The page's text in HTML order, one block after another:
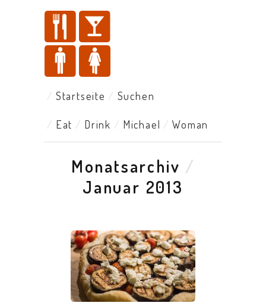
Startseite Suchen
Eat Drink Michael Woman
Monatsarchiv /
Januar 2013